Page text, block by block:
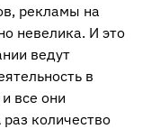
рекламы на
невелика. И это
ведут
в
все они
количество